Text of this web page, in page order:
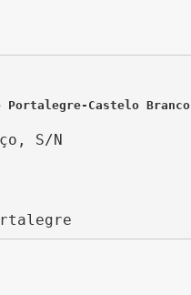
Portalegre-Castelo Branco
S/N